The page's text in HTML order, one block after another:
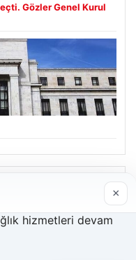
Gözler Genel Kurul
×